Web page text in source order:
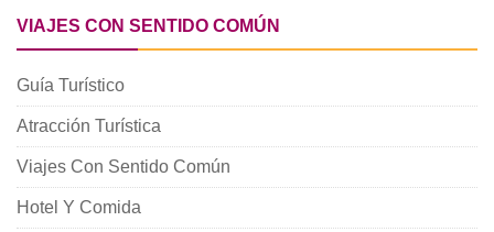
VIAJES CON SENTIDO COMÚN
Guía Turístico
Atracción Turística
Viajes Con Sentido Común
Hotel Y Comida